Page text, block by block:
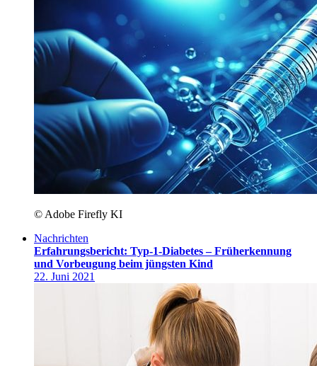
© Adobe Firefly KI
Nachrichten
Erfahrungsbericht: Typ-1-Diabetes – Früherkennung
und Vorbeugung beim jüngsten Kind
22. Juni 2021